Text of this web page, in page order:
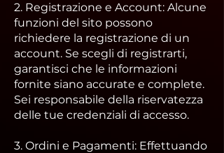
2. Registrazione e Account: Alcune
funzioni del sito possono
richiedere la registrazione di un
account. Se scegli di registrarti,
garantisci che le informazioni
fornite siano accurate e complete.
Sei responsabile della riservatezza
delle tue credenziali di accesso.
3. Ordini e Pagamenti: Effettuando